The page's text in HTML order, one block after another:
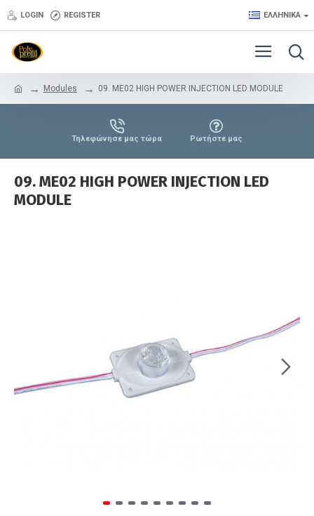
LOGIN REGISTER ΕΛΛΗΝΙΚΆ
Modules 09. ME02 HIGH POWER INJECTION LED MODULE
Τηλεφώνησε μας τώρα Ρωτήστε μας
09. ME02 HIGH POWER INJECTION LED
MODULE